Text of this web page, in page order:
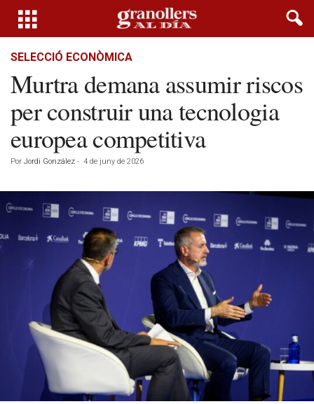
SELECCIÓ ECONÒMICA
Murtra demana assumir riscos
per construir una tecnologia
europea competitiva
Por Jordi González - 4 de juny de 2026